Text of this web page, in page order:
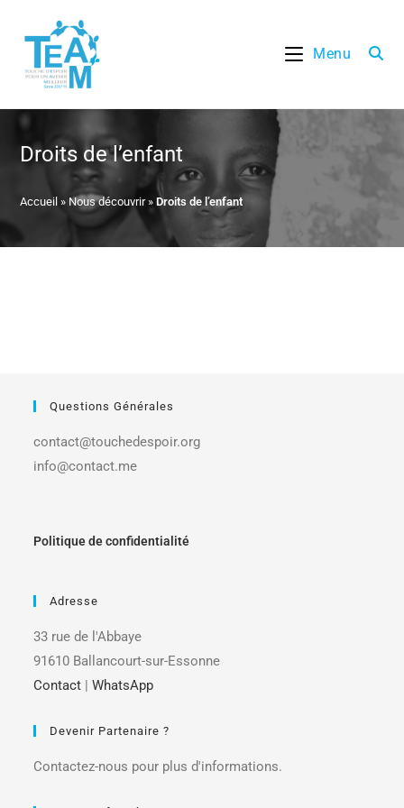
Menu
Droits de l’enfant
Accueil » Nous découvrir»Droits de l’enfant
Questions Générales
contact@touchedespoir.org
info@contact.me
Politique de confidentialité
Adresse
33 rue de l'Abbaye
91610 Ballancourt-sur-Essonne
Contact |WhatsApp
Devenir Partenaire ?
Contactez-nous pour plus d'informations.